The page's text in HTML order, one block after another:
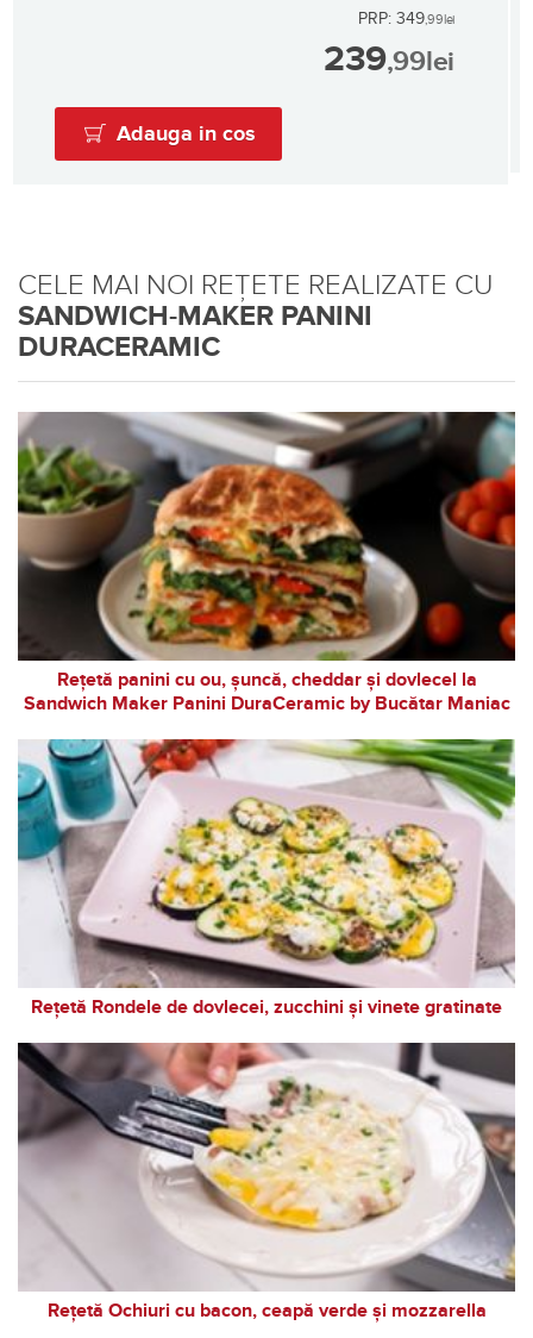
PRP: 349,99lei
239,99lei
Adauga in cos
CELE MAI NOI REȚETE REALIZATE CU
SANDWICH-MAKER PANINI
DURACERAMIC
Rețetă panini cu ou, șuncă, cheddar și dovlecel la
Sandwich Maker Panini DuraCeramic by Bucătar Maniac
Rețetă Rondele de dovlecei, zucchini și vinete gratinate
Rețetă Ochiuri cu bacon, ceapă verde și mozzarella